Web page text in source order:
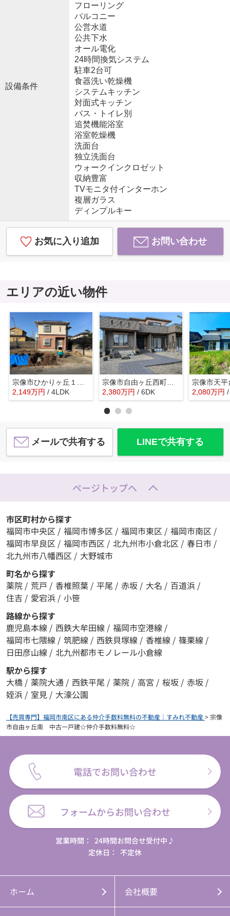
設備条件
フローリング
バルコニー
公営水道
公共下水
オール電化
24時間換気システム
駐車2台可
食器洗い乾燥機
システムキッチン
対面式キッチン
バス・トイレ別
追焚機能浴室
浴室乾燥機
洗面台
独立洗面台
ウォークインクロゼット
収納豊富
TVモニタ付インターホン
複層ガラス
ディンプルキー
お気に入り追加 お問い合わせ
エリアの近い物件
2,149万円 / 4LDK
宗像市自由ヶ丘西町 中古一戸建☆仲介手数料無料☆
2,380万円 / 6DK 2,080万円
メールで共有する LINEで共有する
ページトップへ
市区町村から探す
福岡市中央区 / 福岡市博多区 / 福岡市東区 / 福岡市南区 /
福岡市早良区 / 福岡市西区 / 北九州市小倉北区 / 春日市 /
北九州市八幡西区 / 大野城市
町名から探す
薬院 / 荒戸 / 香椎照葉 / 平尾 / 赤坂 / 大名 / 百道浜 /
住吉 / 愛宕浜 / 小笹
路線から探す
鹿児島本線 / 西鉄大牟田線 / 福岡市空港線 /
福岡市七隈線 / 筑肥線 / 西鉄貝塚線 / 香椎線 / 篠栗線 /
日田彦山線 / 北九州都市モノレール小倉線
駅から探す
大橋 / 薬院大通 / 西鉄平尾 / 薬院 / 高宮 / 桜坂 / 赤坂 /
姪浜 / 室見 / 大濠公園
【売買専門】福岡市南区にある仲介手数料無料の不動産｜すみれ不動産>宗像
市自由ヶ丘南 中古一戸建☆仲介手数料無料☆
電話でお問い合わせ
フォームからお問い合わせ
営業時間： 24時間お問合せ受付中♪
定休日：
不定休
ホーム 会社概要